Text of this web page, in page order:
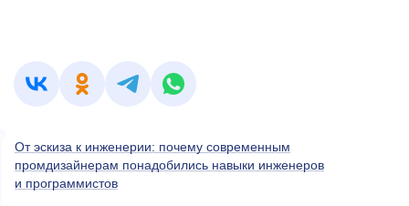
От эскиза к инженерии: почему современным
промдизайнерам понадобились навыки инженеров
и программистов